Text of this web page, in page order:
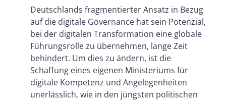
Digitale Kompetenz für einen
modernen Staat
Deutschlands fragmentierter Ansatz in Bezug
auf die digitale Governance hat sein Potenzial,
bei der digitalen Transformation eine globale
Führungsrolle zu übernehmen, lange Zeit
behindert. Um dies zu ändern, ist die
Schaffung eines eigenen Ministeriums für
digitale Kompetenz und Angelegenheiten
unerlässlich, wie in den jüngsten politischen